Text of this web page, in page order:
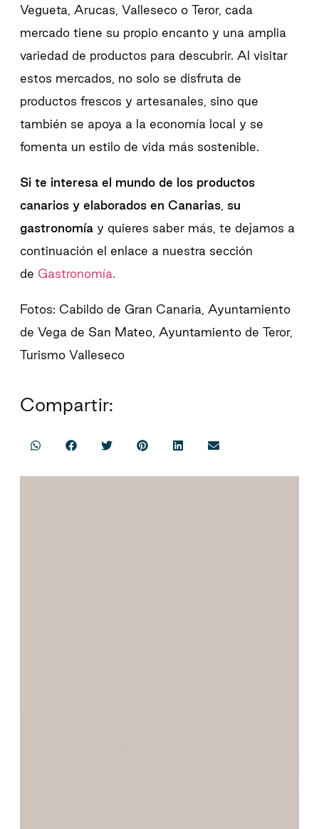
Vegueta, Arucas, Valleseco o Teror, cada
mercado tiene su propio encanto y una amplia
variedad de productos para descubrir. Al visitar
estos mercados, no solo se disfruta de
productos frescos y artesanales, sino que
también se apoya a la economía local y se
fomenta un estilo de vida más sostenible.
Si te interesa el mundo de los productos
canarios y elaborados en Canarias, su
gastronomíay quieres saber más, te dejamos a
continuación el enlace a nuestra sección
de Gastronomía.
Fotos: Cabildo de Gran Canaria, Ayuntamiento
de Vega de San Mateo, Ayuntamiento de Teror,
Turismo Valleseco
Compartir: